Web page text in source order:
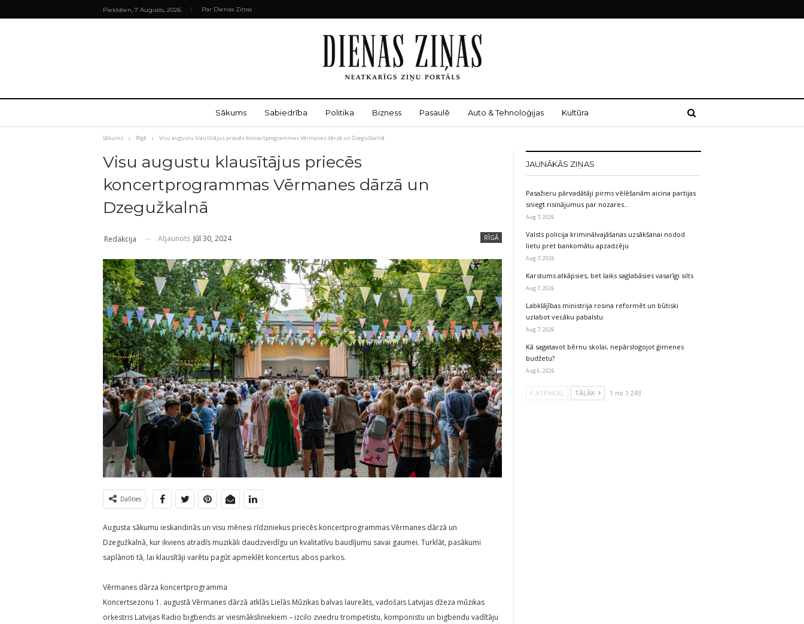
Piektdien, 7 Augusts, 2026 Par Dienas Ziņas
Sākums Sabiedrība Politika Bizness Pasaulē Auto & Tehnoloģijas Kultūra
Sākums Rīgā Visu augustu klausītājus priecēs koncertprogrammas Vērmanes dārzā un Dzegužkalnā
Visu augustu klausītājus priecēs
koncertprogrammas Vērmanes dārzā un
Dzegužkalnā
RĪGĀ
Redakcija Atjaunots Jūl 30, 2024
Dalīties
Augusta sākumu ieskandinās un visu mēnesi rīdziniekus priecēs koncertprogrammas Vērmanes dārzā un
Dzegužkalnā, kur ikviens atradīs muzikāli daudzveidīgu un kvalitatīvu baudījumu savai gaumei. Turklāt, pasākumi
saplānoti tā, lai klausītāji varētu pagūt apmeklēt koncertus abos parkos.
Vērmanes dārza koncertprogramma
Koncertsezonu 1. augustā Vērmanes dārzā atklās Lielās Mūzikas balvas laureāts, vadošais Latvijas džeza mūzikas
orķestris Latvijas Radio bigbends ar viesmāksliniekiem – izcilo zviedru trompetistu, komponistu un bigbendu vadītāju
JAUNĀKĀS ZIŅAS
Pasažieru pārvadātāji pirms vēlēšanām aicina partijas
sniegt risinājumus par nozares…
Aug 7, 2026
Valsts policija kriminālvajāšanas uzsākšanai nodod
lietu pret bankomātu apzadzēju
Aug 7, 2026
Karstums atkāpsies, bet laiks saglabāsies vasarīgi silts
Aug 7, 2026
Labklājības ministrija rosina reformēt un būtiski
uzlabot vecāku pabalstu
Aug 7, 2026
Kā sagatavot bērnu skolai, nepārslogojot ģimenes
budžetu?
Aug 6, 2026
ATPAKAĻ TĀLĀK 1 no 1 243